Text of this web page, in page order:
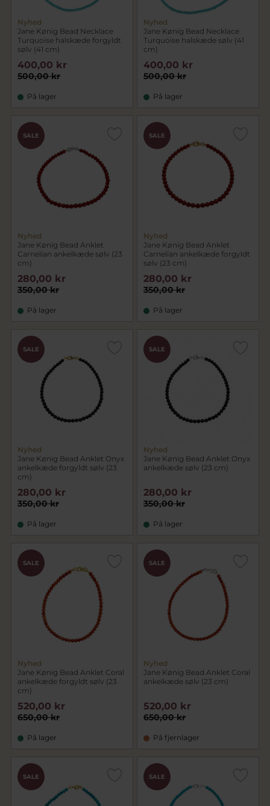
Nyhed
Jane Kønig Bead Necklace
Turquoise halskæde forgyldt
sølv (41 cm)
500,00 kr
400,00 kr
På lager
Nyhed
Jane Kønig Bead Necklace
Turquoise halskæde sølv (41
cm)
500,00 kr
400,00 kr
På lager
SALE
Nyhed
Jane Kønig Bead Anklet
Carnelian ankelkæde sølv (23
cm)
350,00 kr
280,00 kr
På lager
SALE
Nyhed
Jane Kønig Bead Anklet
Carnelian ankelkæde forgyldt
sølv (23 cm)
350,00 kr
280,00 kr
På lager
SALE
Nyhed
Jane Kønig Bead Anklet Onyx
ankelkæde forgyldt sølv (23
cm)
350,00 kr
280,00 kr
På lager
SALE
Nyhed
Jane Kønig Bead Anklet Onyx
ankelkæde sølv (23 cm)
350,00 kr
280,00 kr
På lager
SALE
Nyhed
Jane Kønig Bead Anklet Coral
ankelkæde forgyldt sølv (23
cm)
650,00 kr
520,00 kr
På lager
SALE
Nyhed
Jane Kønig Bead Anklet Coral
ankelkæde sølv (23 cm)
650,00 kr
520,00 kr
På fjernlager
SALE SALE